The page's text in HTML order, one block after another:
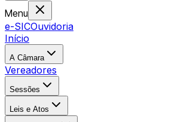
Menu
e-SICOuvidoria
Início
A Câmara
Vereadores
Sessões
Leis e Atos